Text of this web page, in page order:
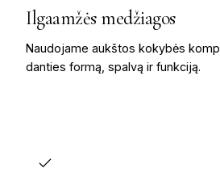
Ilgaamžės medžiagos
Naudojame aukštos kokybės
danties formą, spalvą ir funkciją.